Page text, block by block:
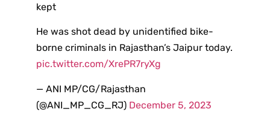
kept
He was shot dead by unidentified bike-
borne criminals in Rajasthan’s Jaipur today.
pic.twitter.com/XrePR7ryXg
— ANI MP/CG/Rajasthan
(@ANI_MP_CG_RJ) December 5, 2023